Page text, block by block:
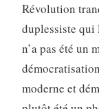
Révolution
duplessiste qui
n’a pas été un
moderne et